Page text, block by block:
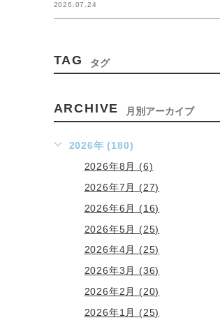
2026.07.24
TAG タグ
ARCHIVE 月別アーカイブ
2026年 (180)
2026年8月 (6)
2026年7月 (27)
2026年6月 (16)
2026年5月 (25)
2026年4月 (25)
2026年3月 (36)
2026年2月 (20)
2026年1月 (25)